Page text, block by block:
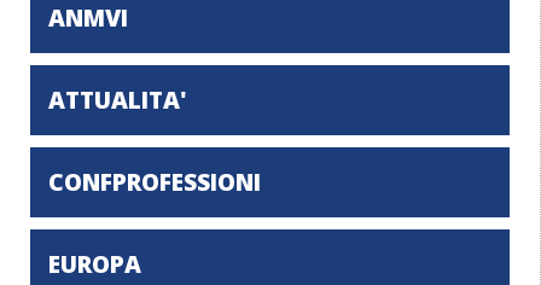
ANMVI
ATTUALITA'
CONFPROFESSIONI
EUROPA